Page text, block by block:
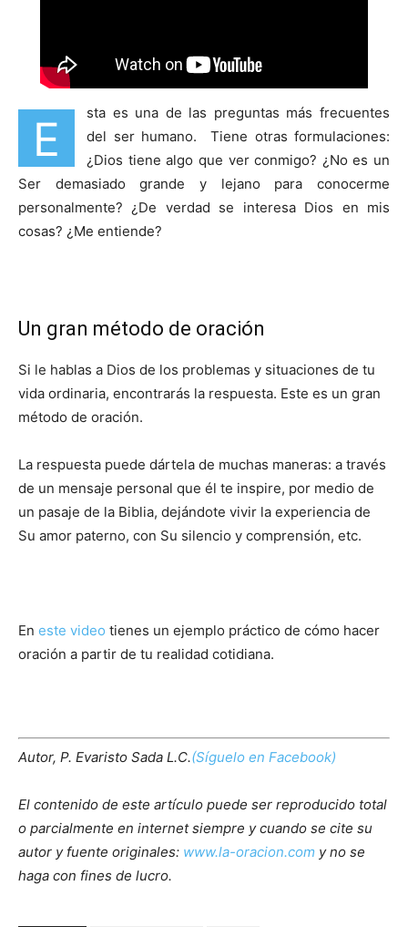
E
sta es una de las preguntas más frecuentes
del ser humano. Tiene otras formulaciones:
¿Dios tiene algo que ver conmigo? ¿No es un
Ser demasiado grande y lejano para conocerme
personalmente? ¿De verdad se interesa Dios en mis
cosas? ¿Me entiende?
Un gran método de oración
Si le hablas a Dios de los problemas y situaciones de tu
vida ordinaria, encontrarás la respuesta. Este es un gran
método de oración.
La respuesta puede dártela de muchas maneras: a través
de un mensaje personal que él te inspire, por medio de
un pasaje de la Biblia, dejándote vivir la experiencia de
Su amor paterno, con Su silencio y comprensión, etc.
En este video tienes un ejemplo práctico de cómo hacer
oración a partir de tu realidad cotidiana.
Autor, P. Evaristo Sada L.C.(Síguelo en Facebook)
El contenido de este artículo puede ser reproducido total
o parcialmente en internet siempre y cuando se cite su
autor y fuente originales: www.la-oracion.com y no se
haga con fines de lucro.